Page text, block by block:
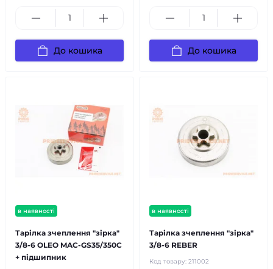
До кошика До кошика
в наявності
Тарілка зчеплення "зірка"
3/8-6 OLEO MAC-GS35/350С
+ підшипник
в наявності
Тарілка зчеплення "зірка"
3/8-6 REBER
Код товару: 211002